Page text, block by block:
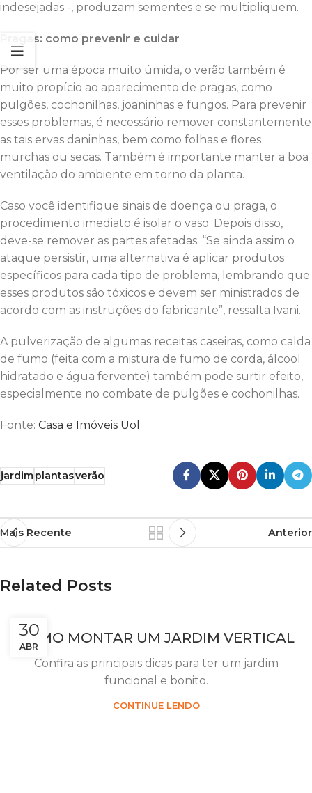
indesejadas -, produzam sementes e se multipliquem.
Pragas: como prevenir e cuidar
Por ser uma época muito úmida, o verão também é
muito propício ao aparecimento de pragas, como
pulgões, cochonilhas, joaninhas e fungos. Para prevenir
esses problemas, é necessário remover constantemente
as tais ervas daninhas, bem como folhas e flores
murchas ou secas. Também é importante manter a boa
ventilação do ambiente em torno da planta.
Caso você identifique sinais de doença ou praga, o
procedimento imediato é isolar o vaso. Depois disso,
deve-se remover as partes afetadas. “Se ainda assim o
ataque persistir, uma alternativa é aplicar produtos
específicos para cada tipo de problema, lembrando que
esses produtos são tóxicos e devem ser ministrados de
acordo com as instruções do fabricante”, ressalta Ivani.
A pulverização de algumas receitas caseiras, como calda
de fumo (feita com a mistura de fumo de corda, álcool
hidratado e água fervente) também pode surtir efeito,
especialmente no combate de pulgões e cochonilhas.
Fonte: Casa e Imóveis Uol
jardimplantasverão
Mais Recente Anterior
Related Posts
30
ABR
COMO MONTAR UM JARDIM VERTICAL
Confira as principais dicas para ter um jardim
funcional e bonito.
CONTINUE LENDO